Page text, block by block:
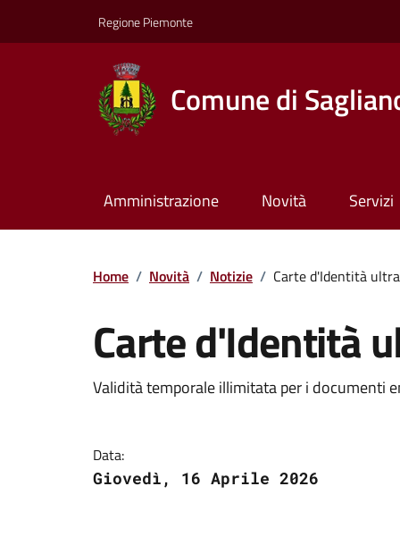
Regione Piemonte
Comune di
Amministrazione Novità Servizi
Home / Novità / Notizie / Carte d'Identità
Carte d'Identità
Validità temporale illimitata per i documenti
Data:
Giovedì, 16 Aprile 2026